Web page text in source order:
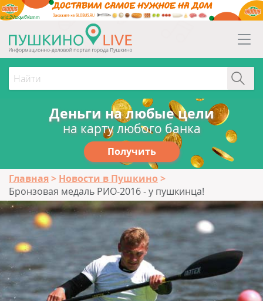
erid:2Vtzqw6Vsmm
Деньги на любые цели
на карту любого банка
Получить
Главная
Новости в Пушкино
Бронзовая медаль РИО-2016 - у пушкинца!